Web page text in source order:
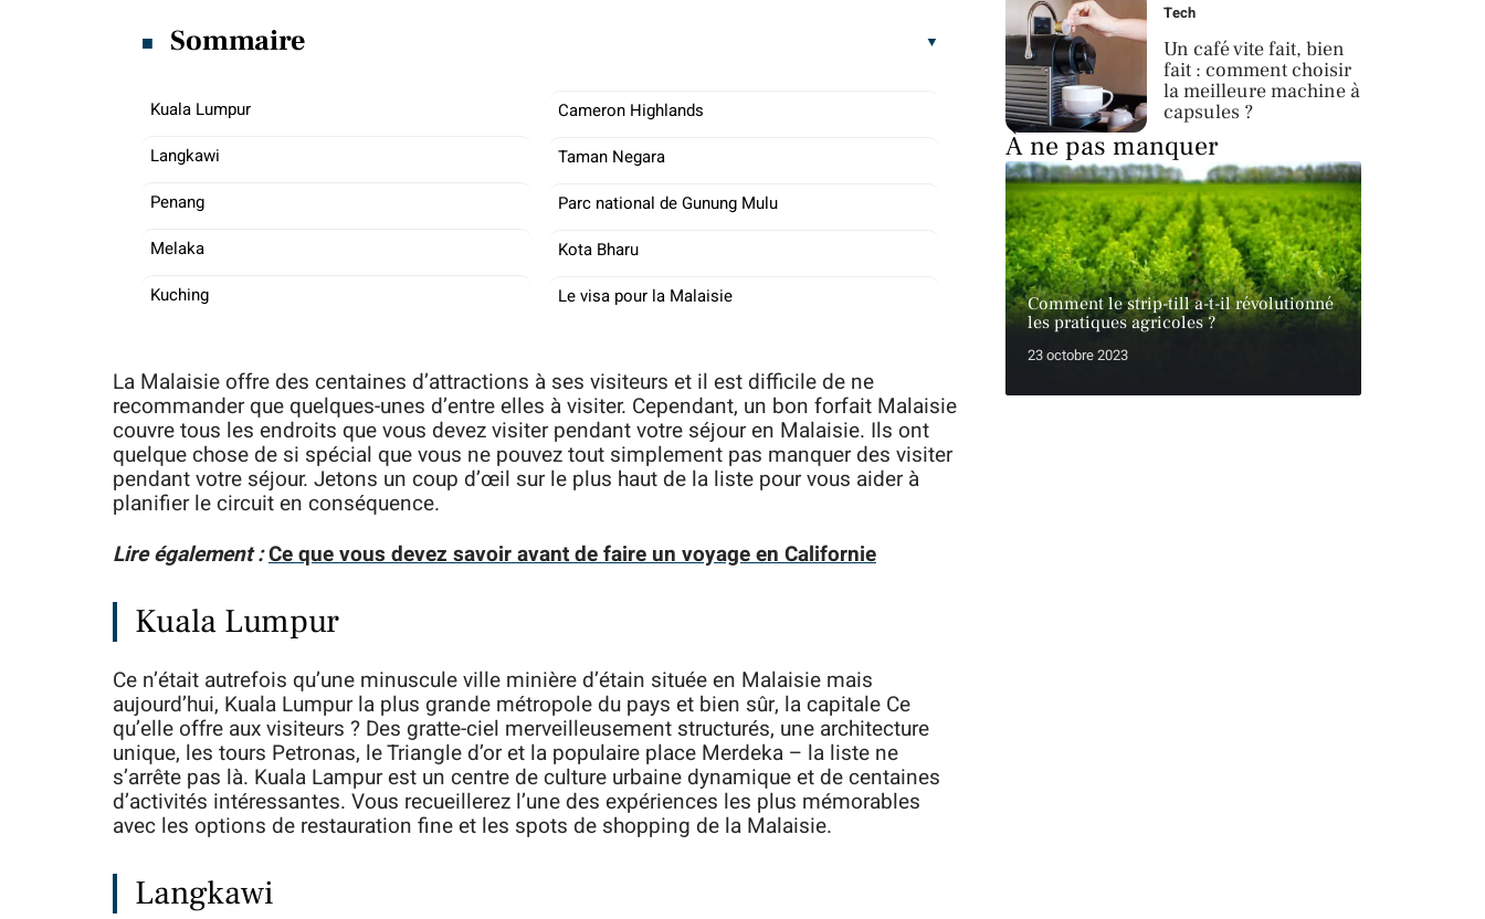
Sommaire
Kuala Lumpur
Langkawi
Penang
Melaka
Kuching
Cameron Highlands
Taman Negara
Parc national de Gunung Mulu
Kota Bharu
Le visa pour la Malaisie
La Malaisie offre des centaines d’attractions à ses visiteurs et il est difficile de ne
recommander que quelques-unes d’entre elles à visiter. Cependant, un bon forfait Malaisie
couvre tous les endroits que vous devez visiter pendant votre séjour en Malaisie. Ils ont
quelque chose de si spécial que vous ne pouvez tout simplement pas manquer des visiter
pendant votre séjour. Jetons un coup d’œil sur le plus haut de la liste pour vous aider à
planifier le circuit en conséquence.
Lire également :Ce que vous devez savoir avant de faire un voyage en Californie
Kuala Lumpur
Ce n’était autrefois qu’une minuscule ville minière d’étain située en Malaisie mais
aujourd’hui, Kuala Lumpur la plus grande métropole du pays et bien sûr, la capitale Ce
qu’elle offre aux visiteurs ? Des gratte-ciel merveilleusement structurés, une architecture
unique, les tours Petronas, le Triangle d’or et la populaire place Merdeka – la liste ne
s’arrête pas là. Kuala Lampur est un centre de culture urbaine dynamique et de centaines
d’activités intéressantes. Vous recueillerez l’une des expériences les plus mémorables
avec les options de restauration fine et les spots de shopping de la Malaisie.
Langkawi
Tech
Un café vite fait, bien
fait : comment choisir
la meilleure machine à
capsules ?
À ne pas manquer
Comment le strip-till a-t-il révolutionné
les pratiques agricoles ?
23 octobre 2023